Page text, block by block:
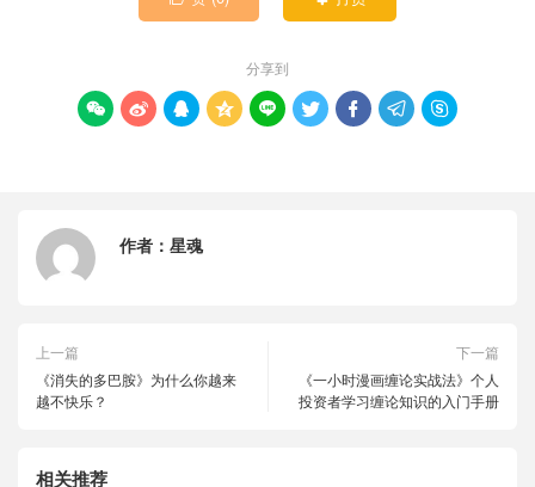
分享到
        
作者： 星魂
上一篇
《消失的多巴胺》为什么你越来
越不快乐？
下一篇
《一小时漫画缠论实战法》个人
投资者学习缠论知识的入门手册
相关推荐